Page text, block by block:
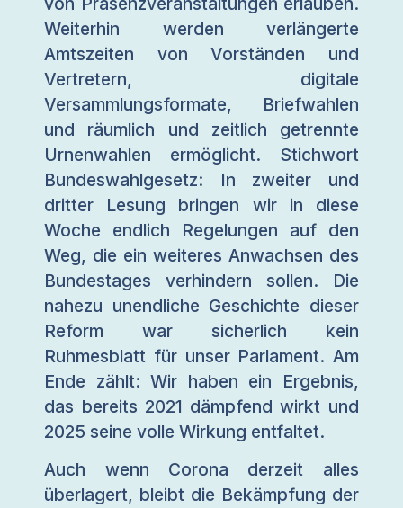
Weiterhin werden verlängerte
Amtszeiten von Vorständen und
Vertretern, digitale
Versammlungsformate, Briefwahlen
und räumlich und zeitlich getrennte
Urnenwahlen ermöglicht. Stichwort
Bundeswahlgesetz: In zweiter und
dritter Lesung bringen wir in diese
Woche endlich Regelungen auf den
Weg, die ein weiteres Anwachsen des
Bundestages verhindern sollen. Die
nahezu unendliche Geschichte dieser
Reform war sicherlich kein
Ruhmesblatt für unser Parlament. Am
Ende zählt: Wir haben ein Ergebnis,
das bereits 2021 dämpfend wirkt und
2025 seine volle Wirkung entfaltet.
Auch wenn Corona derzeit alles
überlagert, bleibt die Bekämpfung der